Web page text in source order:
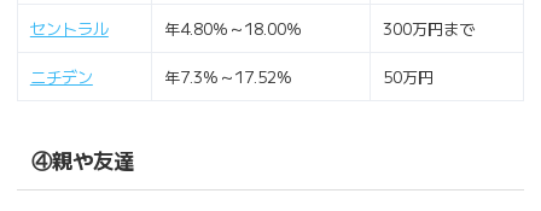
セントラル 年4.80％～18.00％ 300万円まで
ニチデン 年7.3%～17.52% 50万円
④親や友達